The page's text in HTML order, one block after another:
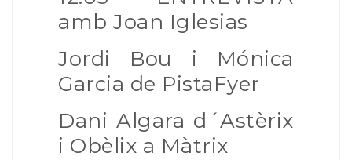
amb Joan Iglesias
Jordi Bou i Mónica
Garcia de PistaFyer
Dani Algara d´Astèrix
i Obèlix a Màtrix